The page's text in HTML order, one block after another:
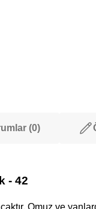
(0)
- 42
Omuz ve